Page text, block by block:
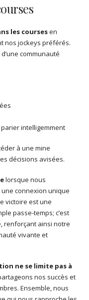
les coursesen
nos jockeys préférés.
communauté
intelligemment
à une mine
décisions avisées.
lorsque nous
connexion unique
victoire est une
passe-temps; c’est
renforçant ainsi notre
vivante et
ne se limite pas à
nos succès et
Ensemble, nous